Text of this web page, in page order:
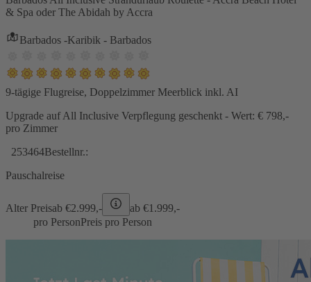
& Spa oder The Abidah by Accra
Barbados -Karibik - Barbados
9-tägige Flugreise, Doppelzimmer Meerblick inkl. AI
Upgrade auf All Inclusive Verpflegung geschenkt - Wert: € 798,-
pro Zimmer
253464Bestellnr.:
Pauschalreise
Alter Preisab €2.999,- ab €1.999,-
pro PersonPreis pro Person